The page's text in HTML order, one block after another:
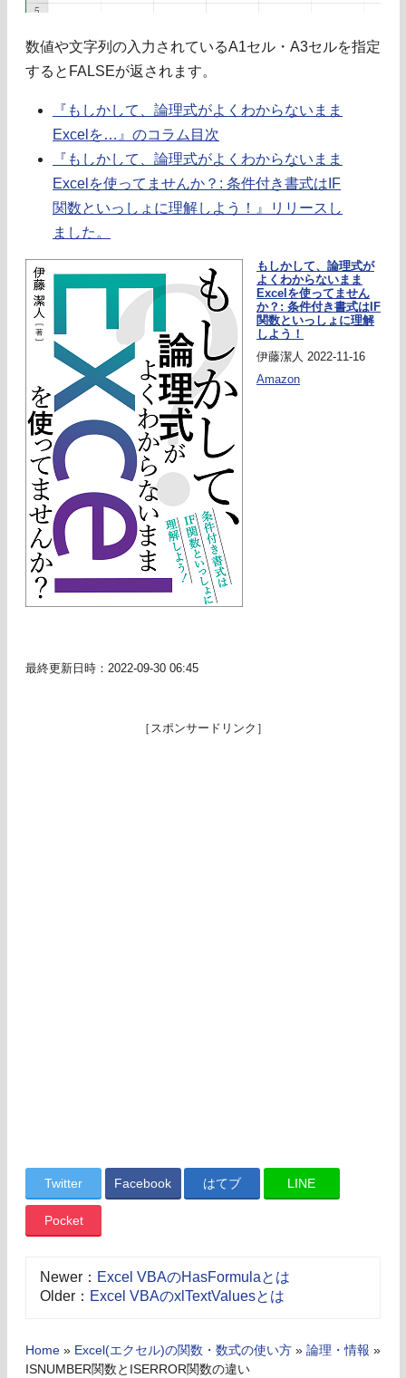
数値や文字列の入力されているA1セル・A3セルを指定
するとFALSEが返されます。
『もしかして、論理式がよくわからないまま
Excelを…』のコラム目次
『もしかして、論理式がよくわからないまま
Excelを使ってませんか？: 条件付き書式はIF
関数といっしょに理解しよう！』リリースし
ました。
もしかして、論理式が
よくわからないまま
Excelを使ってません
か？: 条件付き書式はIF
関数といっしょに理解
しよう！
伊藤潔人 2022-11-16
Amazon
最終更新日時：2022-09-30 06:45
［スポンサードリンク］
Twitter Facebook はてブ LINE
Pocket
Newer： Excel VBAのHasFormulaとは
Older： Excel VBAのxlTextValuesとは
Home » Excel(エクセル)の関数・数式の使い方 » 論理・情報 »
ISNUMBER関数とISERROR関数の違い